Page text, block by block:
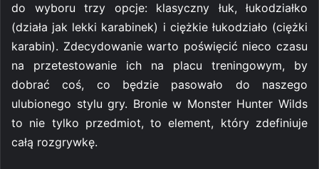
do wyboru trzy opcje: klasyczny łuk, łukodziałko
(działa jak lekki karabinek) i ciężkie łukodziało (ciężki
karabin). Zdecydowanie warto poświęcić nieco czasu
na przetestowanie ich na placu treningowym, by
dobrać coś, co będzie pasowało do naszego
ulubionego stylu gry. Bronie w Monster Hunter Wilds
to nie tylko przedmiot, to element, który zdefiniuje
całą rozgrywkę.